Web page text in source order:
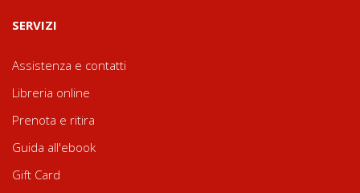
SERVIZI
Assistenza e contatti
Libreria online
Prenota e ritira
Guida all'ebook
Gift Card